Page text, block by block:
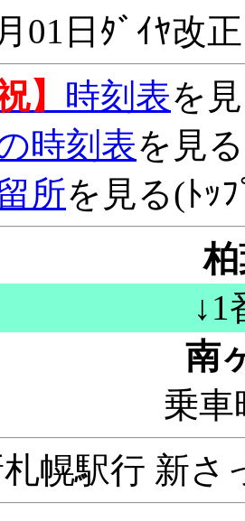
01日ﾀﾞｲﾔ改正
】 時刻表を
時刻表を見る
所を見る(ﾄｯ
↓1
南
乗車
幌駅行 新さ